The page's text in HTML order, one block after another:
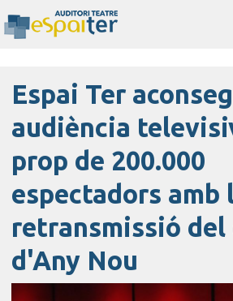
Espai Ter
audiència
prop de 200.000
espectadors amb
retransmissió del
d'Any Nou